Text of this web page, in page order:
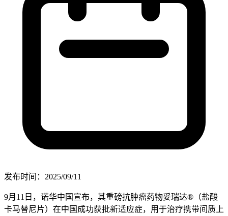
发布时间：2025/09/11
9月11日，诺华中国宣布，其重磅抗肿瘤药物妥瑞达®（盐酸
卡马替尼片）在中国成功获批新适应症，用于治疗携带间质上